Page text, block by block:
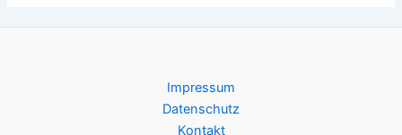
Impressum
Datenschutz
Kontakt